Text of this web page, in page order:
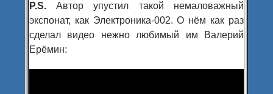
P.S.Автор упустил такой немаловажный
экспонат, как Электроника-002. О нём как раз
сделал видео нежно любимый им Валерий
Ерёмин: